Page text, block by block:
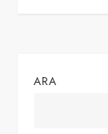
g
ARA